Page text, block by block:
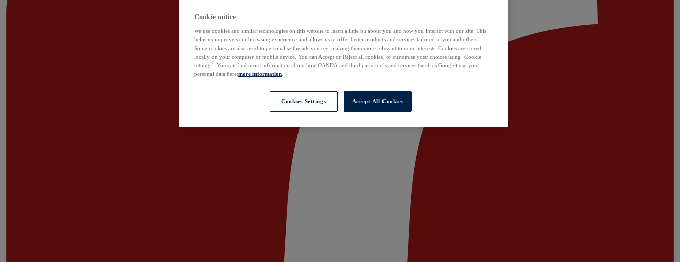
Cookie notice
We use cookies and similar technologies on this website to learn a little bit about you and how you interact with our site. This
helps us improve your browsing experience and allows us to offer better products and services tailored to you and others.
Some cookies are also used to personalise the ads you see, making them more relevant to your interests. Cookies are stored
locally on your computer or mobile device. You can Accept or Reject all cookies, or customise your choices using ‘Cookie
settings’. You can find more information about how OANDA and third party tools and services (such as Google) use your
personal data here:more information
Cookies Settings Accept All Cookies